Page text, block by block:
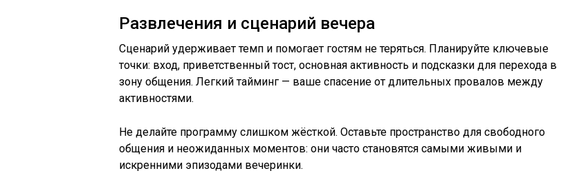
Развлечения и сценарий вечера
Сценарий удерживает темп и помогает гостям не теряться. Планируйте ключевые
точки: вход, приветственный тост, основная активность и подсказки для перехода в
зону общения. Легкий тайминг — ваше спасение от длительных провалов между
активностями.
Не делайте программу слишком жёсткой. Оставьте пространство для свободного
общения и неожиданных моментов: они часто становятся самыми живыми и
искренними эпизодами вечеринки.